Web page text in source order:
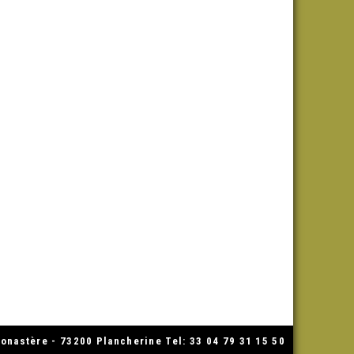
- 73200 Plancherine Tel: 33 04 79 31 15 50